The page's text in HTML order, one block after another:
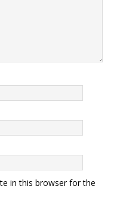
in this browser for the